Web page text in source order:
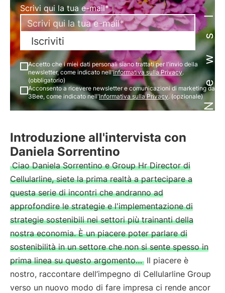
Scrivi qui la tua e-mail*
Iscriviti
Accetto che i miei dati personali siano trattati per l'invio della
newsletter, come indicato nell'Informativa sulla Privacy.
(obbligatorio)
Acconsento a ricevere newsletter e comunicazioni di marketing da
3Bee, come indicato nell'Informativa sulla Privacy. (opzionale)
Introduzione all'intervista con
Daniela Sorrentino
Ciao Daniela Sorrentino e Group Hr Director di
Cellularline, siete la prima realtà a partecipare a
questa serie di incontri che andranno ad
approfondire le strategie e l'implementazione di
strategie sostenibili nei settori più trainanti della
nostra economia. È un piacere poter parlare di
sostenibilità in un settore che non si sente spesso in
prima linea su questo argomento… Il piacere è
nostro, raccontare dell’impegno di Cellularline Group
verso un nuovo modo di fare impresa ci rende ancor